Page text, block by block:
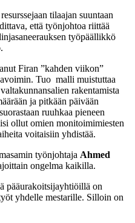
tilaajan suuntaan
että työnjohtoa riittää
työpäällikkö
Firan ”kahden viikon”
Tuo malli muistuttaa
rakentamista
ja pitkään päivään
ruuhkaa pieneen
ollut omien monitoimimiesten
voitaisiin yhdistää.
työnjohtaja Ahmed
ongelma kaikilla.
pääurakoitsijayhtiöillä on
yhdelle mestarille. Silloin on